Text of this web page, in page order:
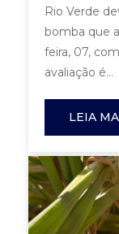
Rio Verde
bomba que
feira, 07,
avaliação é...
LEIA